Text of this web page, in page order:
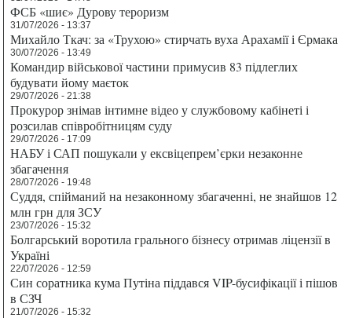
ФСБ «шиє» Дурову тероризм
31/07/2026 - 13:37
Михайло Ткач: за «Трухою» стирчать вуха Арахамії і Єрмака
30/07/2026 - 13:49
Командир військової частини примусив 83 підлеглих
будувати йому маєток
29/07/2026 - 21:38
Прокурор знімав інтимне відео у службовому кабінеті і
розсилав співробітницям суду
29/07/2026 - 17:09
НАБУ і САП пошукали у ексвіцепрем’єрки незаконне
збагачення
28/07/2026 - 19:48
Суддя, спійманий на незаконному збагаченні, не знайшов 12
млн грн для ЗСУ
23/07/2026 - 15:32
Болгарський воротила грального бізнесу отримав ліцензії в
Україні
22/07/2026 - 12:59
Син соратника кума Путіна піддався VIP-бусифікації і пішов
в СЗЧ
21/07/2026 - 15:32